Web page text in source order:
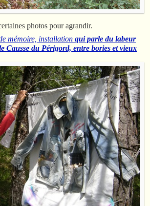
photos pour agrandir.
mémoire, installation qui parle du labeur
Causse du Périgord, entre bories et vieux